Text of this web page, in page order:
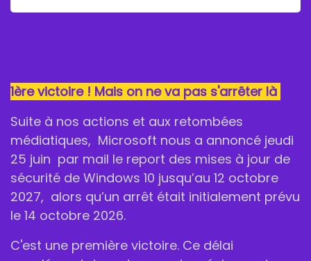
1ère victoire ! Mais on ne va pas s'arrêter là
Suite à nos actions et aux retombées
médiatiques, Microsoft nous a annoncé jeudi
25 juin par mail le report des mises à jour de
sécurité de Windows 10 jusqu’au 12 octobre
2027, alors qu’un arrêt était initialement prévu
le 14 octobre 2026.
C'est une première victoire. Ce délai